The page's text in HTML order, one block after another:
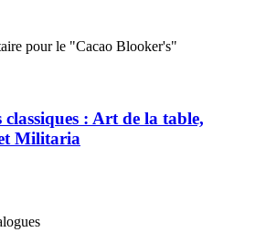
pour le "Cacao Blooker's"
: Art de la table,
Militaria